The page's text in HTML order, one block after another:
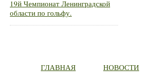
19й Чемпионат Ленинградской
области по гольфу.
ГЛАВНАЯ НОВОСТИ